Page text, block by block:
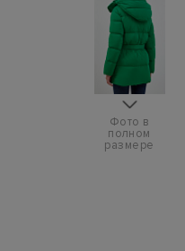
Фото в
полном
размере